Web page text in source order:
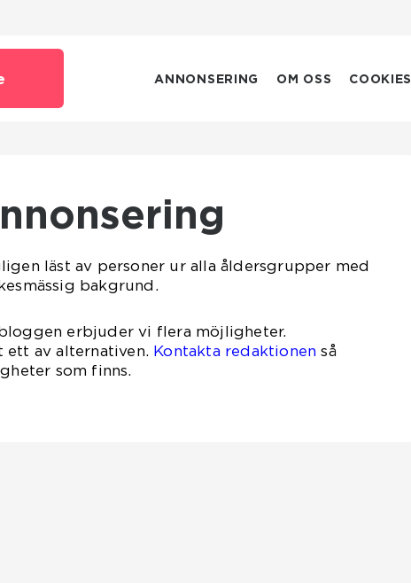
ANNONSERING OM OSS COOKIES
Annonsering
läst av personer ur alla åldersgrupper med
bakgrund.
erbjuder vi flera möjligheter.
ett av alternativen. Kontakta redaktionen så
som finns.